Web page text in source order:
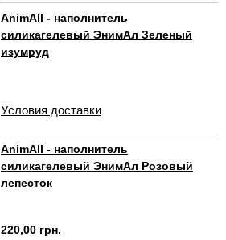
AnimAll - наполнитель
силикагелевый ЭнимАл Зеленый
изумруд
Условия доставки
AnimAll - наполнитель
силикагелевый ЭнимАл Розовый
лепесток
220,00 грн.